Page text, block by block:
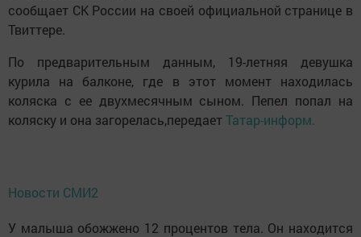
сообщает СК России на своей официальной странице в
Твиттере.
По предварительным данным, 19-летняя девушка
курила на балконе, где в этот момент находилась
коляска с ее двухмесячным сыном. Пепел попал на
коляску и она загорелась,передаетТатар-информ.
Новости СМИ2
У малыша обожжено 12 процентов тела. Он находится